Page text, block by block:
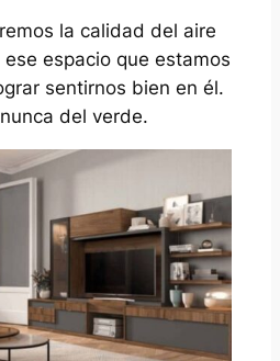
la calidad del aire
espacio que estamos
sentirnos bien en él.
del verde.